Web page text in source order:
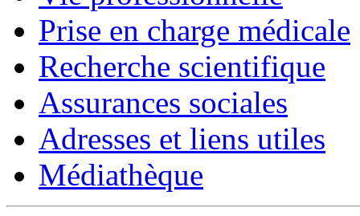
Prise en charge médicale
Recherche scientifique
Assurances sociales
Adresses et liens utiles
Médiathèque